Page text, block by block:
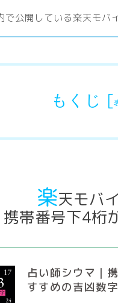
公開している楽天モバ
もくじ [
楽天モバ
携帯番号下4桁
占い師シウマ｜
すすめの吉凶数